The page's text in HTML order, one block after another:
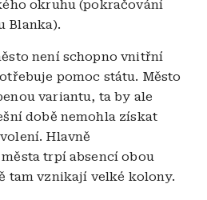
okruhu (pokračování
Blanka).
není schopno vnitřní
pomoc státu. Město
variantu, ta by ale
době nemohla získat
Hlavně
trpí absencí obou
tam vznikají velké kolony.